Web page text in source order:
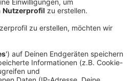
wir in eurem Lieblingsradio
für etwas Ablenkung und
Musik.
4 Wänden zu den Hits von